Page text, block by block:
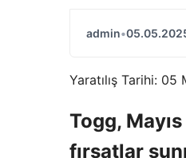
admin•
Yaratılış Tarihi:
Togg,
fırsatlar